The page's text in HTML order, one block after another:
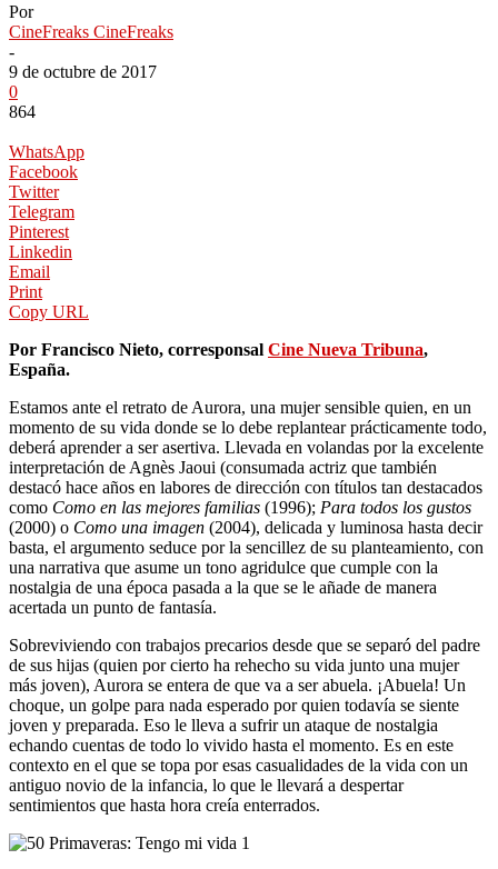
Por
CineFreaks CineFreaks
-
9 de octubre de 2017
0
864
WhatsApp
Facebook
Twitter
Telegram
Pinterest
Linkedin
Email
Print
Copy URL
Por Francisco Nieto, corresponsal Cine Nueva Tribuna,
España.
Estamos ante el retrato de Aurora, una mujer sensible quien, en un
momento de su vida donde se lo debe replantear prácticamente todo,
deberá aprender a ser asertiva. Llevada en volandas por la excelente
interpretación de Agnès Jaoui (consumada actriz que también
destacó hace años en labores de dirección con títulos tan destacados
como Como en las mejores familias (1996); Para todos los gustos
(2000) o Como una imagen (2004), delicada y luminosa hasta decir
basta, el argumento seduce por la sencillez de su planteamiento, con
una narrativa que asume un tono agridulce que cumple con la
nostalgia de una época pasada a la que se le añade de manera
acertada un punto de fantasía.
Sobreviviendo con trabajos precarios desde que se separó del padre
de sus hijas (quien por cierto ha rehecho su vida junto una mujer
más joven), Aurora se entera de que va a ser abuela. ¡Abuela! Un
choque, un golpe para nada esperado por quien todavía se siente
joven y preparada. Eso le lleva a sufrir un ataque de nostalgia
echando cuentas de todo lo vivido hasta el momento. Es en este
contexto en el que se topa por esas casualidades de la vida con un
antiguo novio de la infancia, lo que le llevará a despertar
sentimientos que hasta hora creía enterrados.